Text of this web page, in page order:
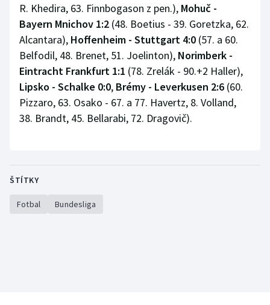
R. Khedira, 63. Finnbogason z pen.), Mohuč -
Bayern Mnichov 1:2 (48. Boetius - 39. Goretzka, 62.
Alcantara), Hoffenheim - Stuttgart 4:0 (57. a 60.
Belfodil, 48. Brenet, 51. Joelinton), Norimberk -
Eintracht Frankfurt 1:1 (78. Zrelák - 90.+2 Haller),
Lipsko - Schalke 0:0, Brémy - Leverkusen 2:6 (60.
Pizzaro, 63. Osako - 67. a 77. Havertz, 8. Volland,
38. Brandt, 45. Bellarabi, 72. Dragovič).
ŠTÍTKY
Fotbal Bundesliga